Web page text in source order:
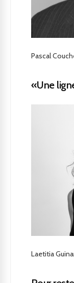
Pascal
«Une
Laetitia